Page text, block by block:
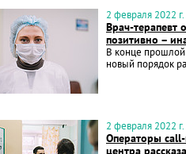
2 февраля 2022 г.
Врач-терапевт
позитивно –
В конце
новый порядок
2 февраля 2022 г.
Операторы call-
центра